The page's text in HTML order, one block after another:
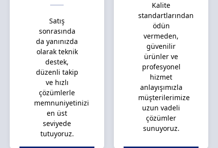
Satış
sonrasında
da yanınızda
olarak teknik
destek,
düzenli takip
ve hızlı
çözümlerle
memnuniyetinizi
en üst
seviyede
tutuyoruz.
Kalite
standartlarından
ödün
vermeden,
güvenilir
ürünler ve
profesyonel
hizmet
anlayışımızla
müşterilerimize
uzun vadeli
çözümler
sunuyoruz.